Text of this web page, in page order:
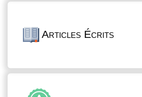
Articles Écrits